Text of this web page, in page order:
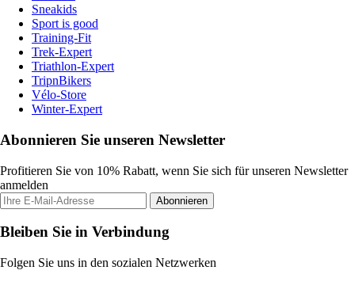
Sneakids
Sport is good
Training-Fit
Trek-Expert
Triathlon-Expert
TripnBikers
Vélo-Store
Winter-Expert
Abonnieren Sie unseren Newsletter
Profitieren Sie von 10% Rabatt, wenn Sie sich für unseren Newsletter
anmelden
Abonnieren
Bleiben Sie in Verbindung
Folgen Sie uns in den sozialen Netzwerken